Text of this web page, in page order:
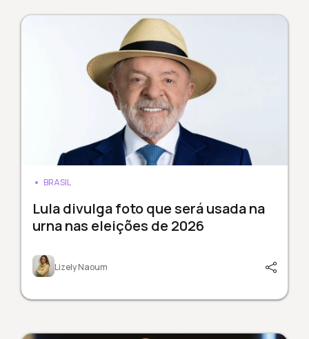
BRASIL
Lula divulga foto que será usada na
urna nas eleições de 2026
Lizely Naoum